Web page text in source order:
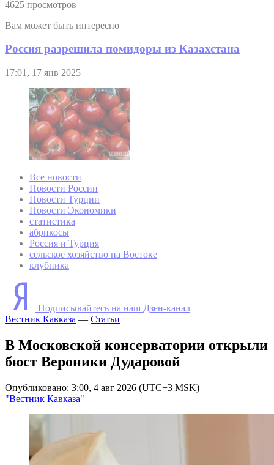
4625 просмотров
Вам может быть интересно
Россия разрешила помидоры из Казахстана
17:01, 17 янв 2025
Все новости
Новости России
Новости Турции
Новости Экономики
статистика
абрикосы
Россия и Турция
сельское хозяйство на Востоке
клубника
Подписывайтесь на наш Дзен-канал
Вестник Кавказа — Статьи
В Московской консерватории открыли
бюст Вероники Дударовой
Опубликовано: 3:00, 4 авг 2026 (UTC+3 MSK)
"Вестник Кавказа"